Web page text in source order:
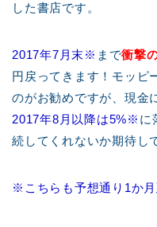
した書店です。
2017年7月末※ まで衝撃
円戻ってきます！モッピ
のがお勧めですが、現金
2017年8月以降は5%※ に
続してくれないか期待し
※こちらも予想通り1か